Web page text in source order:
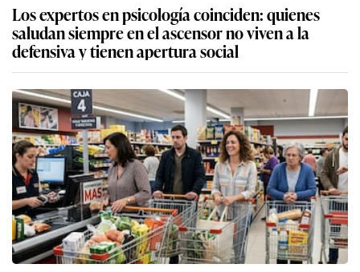
Los expertos en psicología coinciden: quienes
saludan siempre en el ascensor no viven a la
defensiva y tienen apertura social